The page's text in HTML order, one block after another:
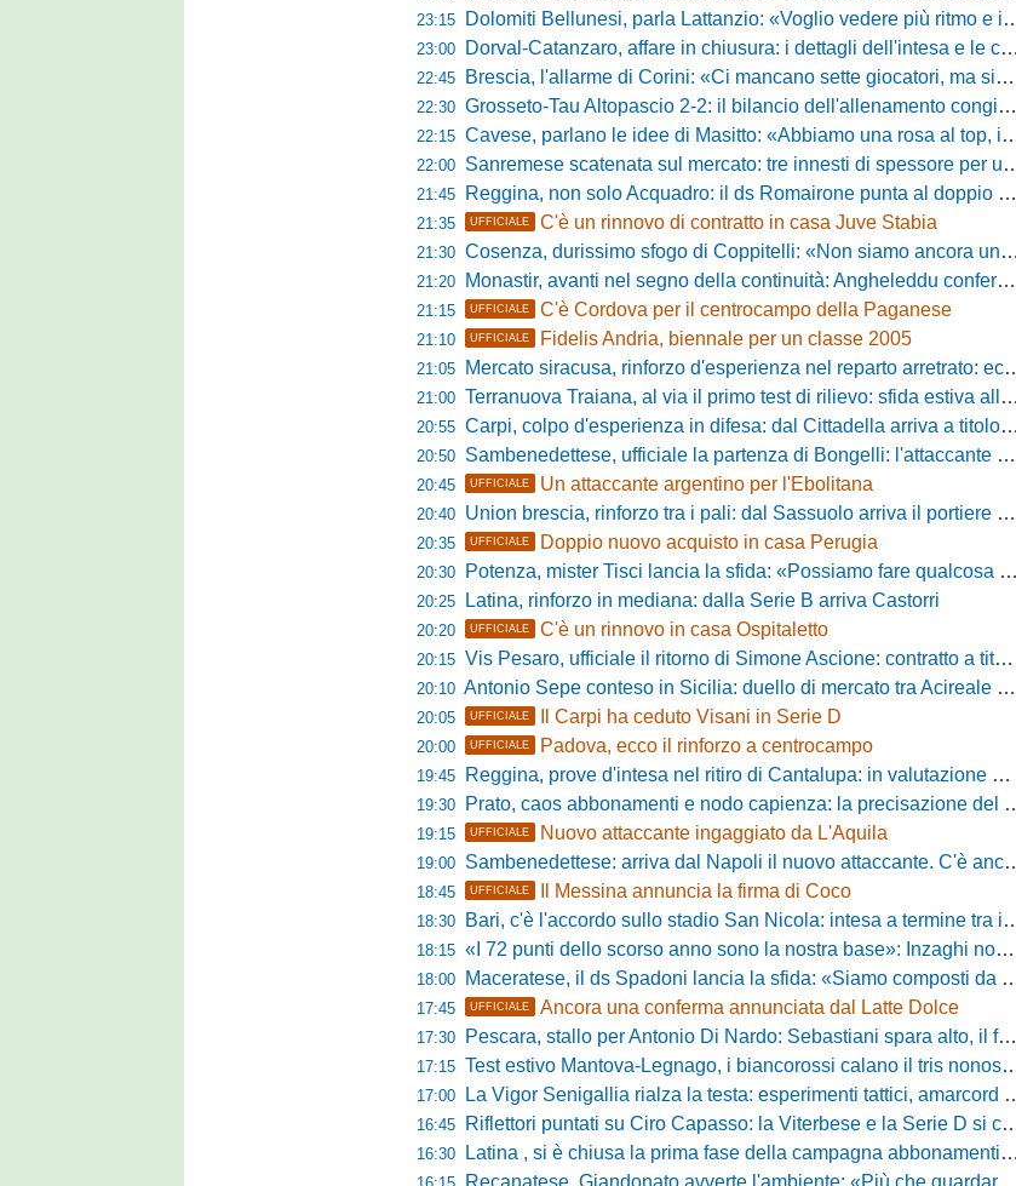
23:15 Dolomiti Bellunesi, parla Lattanzio: «Voglio vedere più ritmo e intensità, dobbiamo lasciare tutto sul campo»
23:00 Dorval-Catanzaro, affare in chiusura: i dettagli dell'intesa e le cifre dell'operazione
22:45 Brescia, l'allarme di Corini: «Ci mancano sette giocatori, ma siamo una squadra forte»
22:30 Grosseto-Tau Altopascio 2-2: il bilancio dell'allenamento congiunto e la risposta dei nuovi arrivi
22:15 Cavese, parlano le idee di Masitto: «Abbiamo una rosa al top, il pubblico del Lamberti ci spingerà lontano»
22:00 Sanremese scatenata sul mercato: tre innesti di spessore per un attacco da sogni
21:45 Reggina, non solo Acquadro: il ds Romairone punta al doppio colpo Baldan-Volpicelli
21:35 UFFICIALE C'è un rinnovo di contratto in casa Juve Stabia
21:30 Cosenza, durissimo sfogo di Coppitelli: «Non siamo ancora una squadra, ora serve tirare una riga!»
21:20 Monastir, avanti nel segno della continuità: Angheleddu confermato in panchina, in attacco arriva Loru
21:15 UFFICIALE C'è Cordova per il centrocampo della Paganese
21:10 UFFICIALE Fidelis Andria, biennale per un classe 2005
21:05 Mercato siracusa, rinforzo d'esperienza nel reparto arretrato: ecco Orlando
21:00 Terranuova Traiana, al via il primo test di rilievo: sfida estiva allo Zecchini con il Grosseto
20:55 Carpi, colpo d'esperienza in difesa: dal Cittadella arriva a titolo definitivo Riccardo Gatti
20:50 Sambenedettese, ufficiale la partenza di Bongelli: l'attaccante passa in Serie D
20:45 UFFICIALE Un attaccante argentino per l'Ebolitana
20:40 Union brescia, rinforzo tra i pali: dal Sassuolo arriva il portiere Gioele Zacchi
20:35 UFFICIALE Doppio nuovo acquisto in casa Perugia
20:30 Potenza, mister Tisci lancia la sfida: «Possiamo fare qualcosa di storico e regalarci la trasferta a Genova»
20:25 Latina, rinforzo in mediana: dalla Serie B arriva Castorri
20:20 UFFICIALE C'è un rinnovo in casa Ospitaletto
20:15 Vis Pesaro, ufficiale il ritorno di Simone Ascione: contratto a titolo definitivo fino al 2029
20:10 Antonio Sepe conteso in Sicilia: duello di mercato tra Acireale e Messina
20:05 UFFICIALE Il Carpi ha ceduto Visani in Serie D
20:00 UFFICIALE Padova, ecco il rinforzo a centrocampo
19:45 Reggina, prove d'intesa nel ritiro di Cantalupa: in valutazione Blazevic e Anton
19:30 Prato, caos abbonamenti e nodo capienza: la precisazione del club laniero
19:15 UFFICIALE Nuovo attaccante ingaggiato da L'Aquila
19:00 Sambenedettese: arriva dal Napoli il nuovo attaccante. C'è anche l'ufficialità
18:45 UFFICIALE Il Messina annuncia la firma di Coco
18:30 Bari, c'è l'accordo sullo stadio San Nicola: intesa a termine tra il Comune e il club di De Laurentiis
18:15 «I 72 punti dello scorso anno sono la nostra base»: Inzaghi non si nasconde e carica l'ambiente
18:00 Maceratese, il ds Spadoni lancia la sfida: «Siamo composti da elementi validi con motivazioni altissime»
17:45 UFFICIALE Ancora una conferma annunciata dal Latte Dolce
17:30 Pescara, stallo per Antonio Di Nardo: Sebastiani spara alto, il futuro resta un enigma
17:15 Test estivo Mantova-Legnago, i biancorossi calano il tris nonostante il gran caldo: il racconto de L'Arena
17:00 La Vigor Senigallia rialza la testa: esperimenti tattici, amarcord e lo sguardo al Rimini
16:45 Riflettori puntati su Ciro Capasso: la Viterbese e la Serie D si contendono l'esterno ex Fiorentina
16:30 Latina , si è chiusa la prima fase della campagna abbonamenti: circa 400 tessere rinnovate in prelazione